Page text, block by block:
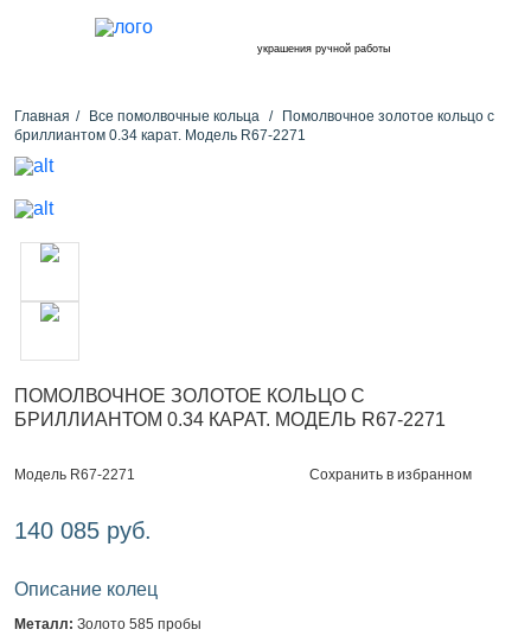
украшения ручной работы
Главная Все помолвочные кольца
Помолвочное золотое кольцо с
бриллиантом 0.34 карат. Модель R67-2271
ПОМОЛВОЧНОЕ ЗОЛОТОЕ КОЛЬЦО С
БРИЛЛИАНТОМ 0.34 КАРАТ. МОДЕЛЬ R67-2271
Модель R67-2271 Сохранить в избранном
140 085 руб.
Описание колец
Металл: Золото 585 пробы